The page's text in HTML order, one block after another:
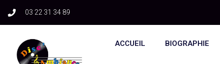
03 22 31 34 89​
ACCUEIL BIOGRAPHIE